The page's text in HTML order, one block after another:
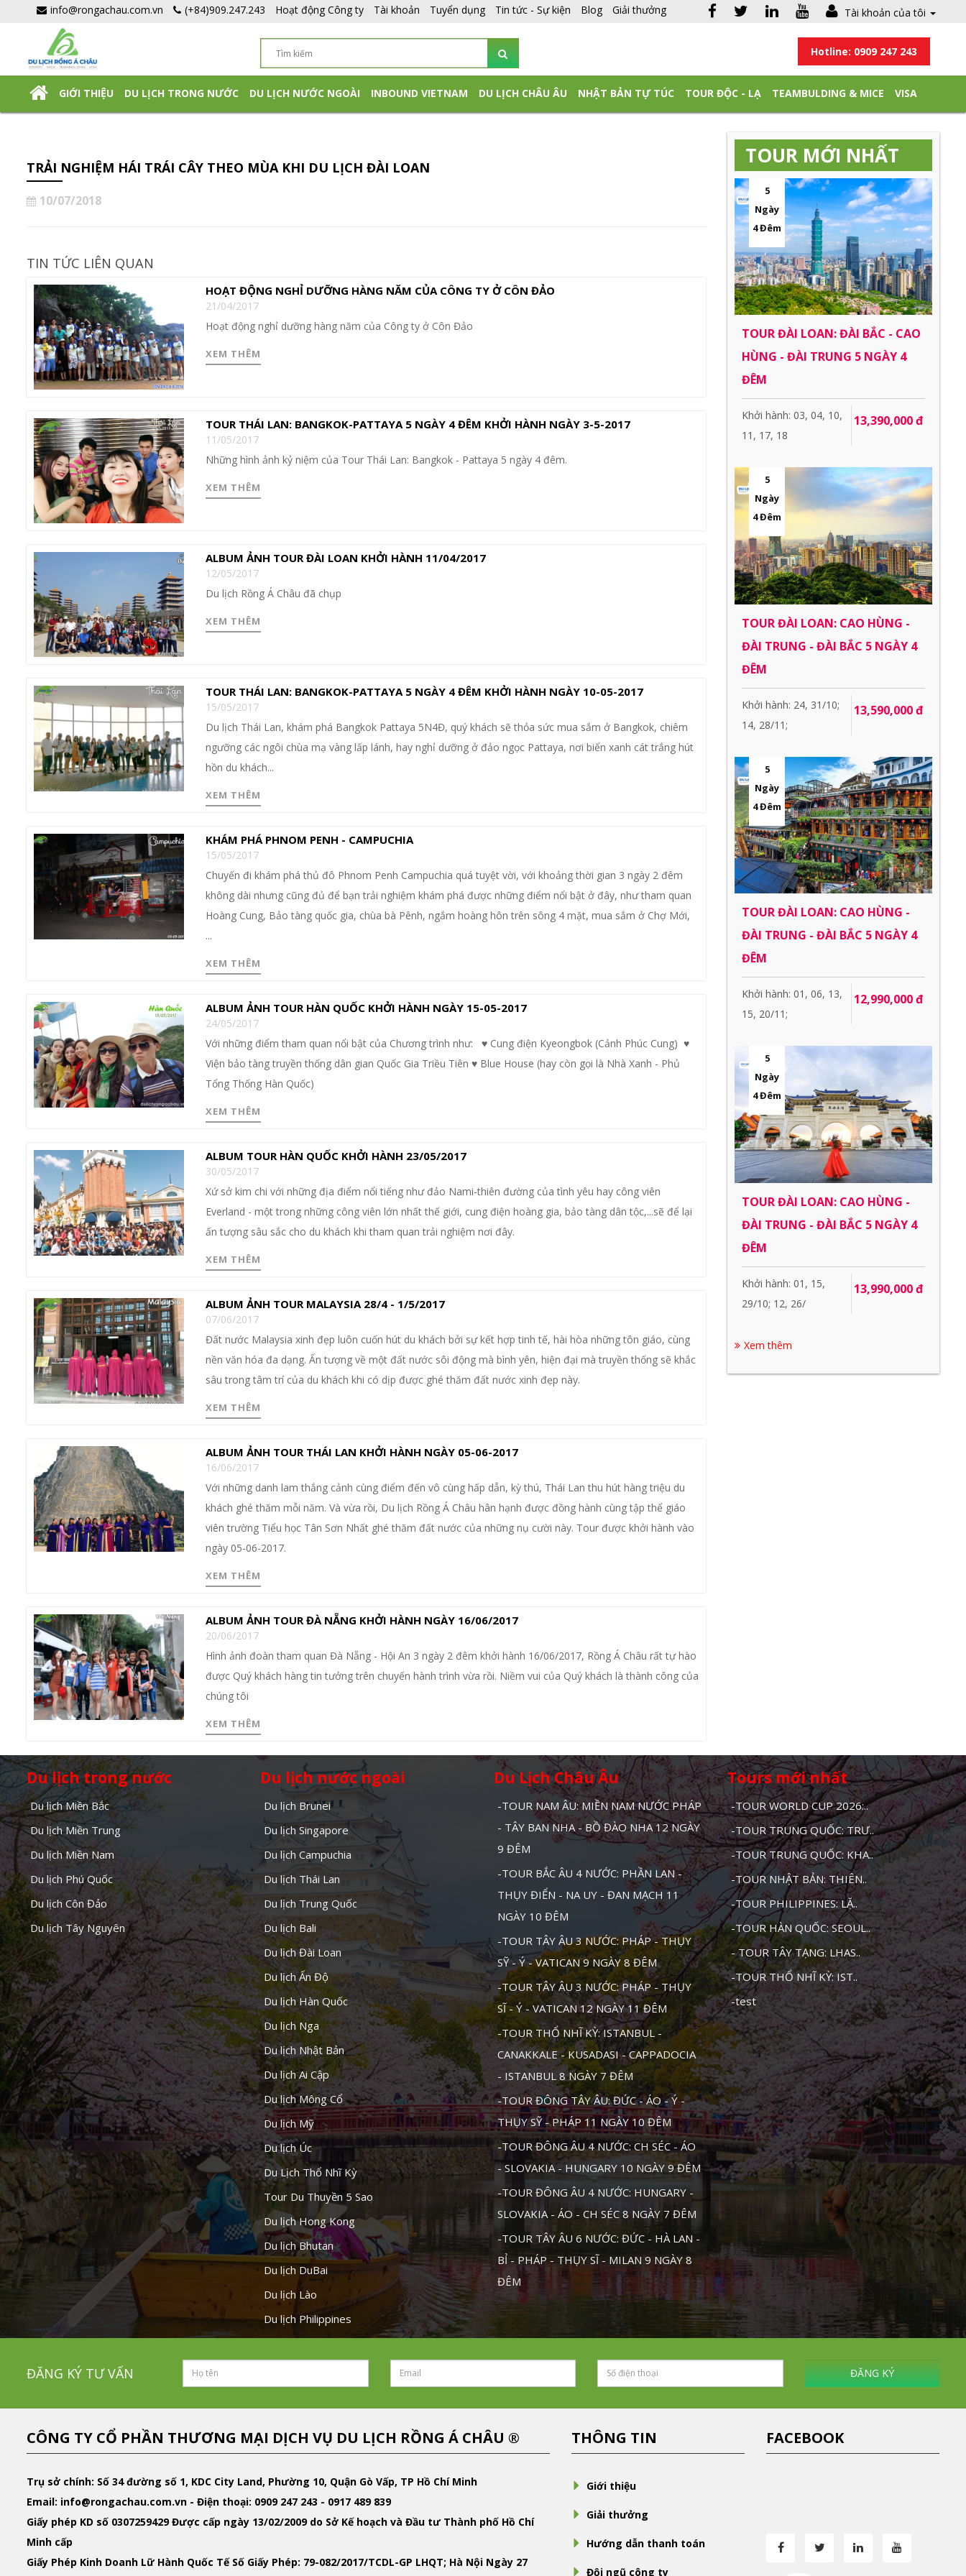
info@rongachau.com.vn (+84)909.247.243 Hoạt động Công ty Tài khoản Tuyển dụng Tin tức - Sự kiện Blog Giải thưởng Tài khoản của tôi
Hotline: 0909 247 243
GIỚI THIỆU DU LỊCH TRONG NƯỚC DU LỊCH NƯỚC NGOÀI INBOUND VIETNAM DU LỊCH CHÂU ÂU NHẬT BẢN TỰ TÚC TOUR ĐỘC - LẠ TEAMBULDING & MICE VISA
TRẢI NGHIỆM HÁI TRÁI CÂY THEO MÙA KHI DU LỊCH ĐÀI LOAN
10/07/2018
TIN TỨC LIÊN QUAN
HOẠT ĐỘNG NGHỈ DƯỠNG HÀNG NĂM CỦA CÔNG TY Ở CÔN ĐẢO
21/04/2017
Hoạt động nghỉ dưỡng hàng năm của Công ty ở Côn Đảo
XEM THÊM
TOUR THÁI LAN: BANGKOK-PATTAYA 5 NGÀY 4 ĐÊM KHỞI HÀNH NGÀY 3-5-2017
11/05/2017
Những hình ảnh kỷ niệm của Tour Thái Lan: Bangkok - Pattaya 5 ngày 4 đêm.
XEM THÊM
ALBUM ẢNH TOUR ĐÀI LOAN KHỞI HÀNH 11/04/2017
12/05/2017
Du lịch Rồng Á Châu đã chụp
XEM THÊM
TOUR THÁI LAN: BANGKOK-PATTAYA 5 NGÀY 4 ĐÊM KHỞI HÀNH NGÀY 10-05-2017
15/05/2017
Du lịch Thái Lan, khám phá Bangkok Pattaya 5N4Đ, quý khách sẽ thỏa sức mua sắm ở Bangkok, chiêm
ngưỡng các ngôi chùa mạ vàng lấp lánh, hay nghỉ dưỡng ở đảo ngọc Pattaya, nơi biển xanh cát trắng hút
hồn du khách...
XEM THÊM
KHÁM PHÁ PHNOM PENH - CAMPUCHIA
15/05/2017
Chuyến đi khám phá thủ đô Phnom Penh Campuchia quá tuyệt vời, với khoảng thời gian 3 ngày 2 đêm
không dài nhưng cũng đủ để bạn trải nghiệm khám phá được những điểm nổi bật ở đây, như tham quan
Hoàng Cung, Bảo tàng quốc gia, chùa bà Pênh, ngắm hoàng hôn trên sông 4 mặt, mua sắm ở Chợ Mới,
...
XEM THÊM
ALBUM ẢNH TOUR HÀN QUỐC KHỞI HÀNH NGÀY 15-05-2017
24/05/2017
Với những điểm tham quan nổi bật của Chương trình như: ♥ Cung điện Kyeongbok (Cảnh Phúc Cung) ♥
Viện bảo tàng truyền thống dân gian Quốc Gia Triều Tiên ♥ Blue House (hay còn gọi là Nhà Xanh - Phủ
Tổng Thống Hàn Quốc)
XEM THÊM
ALBUM TOUR HÀN QUỐC KHỞI HÀNH 23/05/2017
30/05/2017
Xứ sở kim chi với những địa điểm nổi tiếng như đảo Nami-thiên đường của tình yêu hay công viên
Everland - một trong những công viên lớn nhất thế giới, cung điện hoàng gia, bảo tàng dân tộc,...sẽ để lại
ấn tượng sâu sắc cho du khách khi tham quan trải nghiệm nơi đây.
XEM THÊM
ALBUM ẢNH TOUR MALAYSIA 28/4 - 1/5/2017
07/06/2017
Đất nước Malaysia xinh đẹp luôn cuốn hút du khách bởi sự kết hợp tinh tế, hài hòa những tôn giáo, cùng
nền văn hóa đa dạng. Ấn tượng về một đất nước sôi động mà bình yên, hiện đại mà truyền thống sẽ khắc
sâu trong tâm trí của du khách khi có dịp được ghé thăm đất nước xinh đẹp này.
XEM THÊM
ALBUM ẢNH TOUR THÁI LAN KHỞI HÀNH NGÀY 05-06-2017
16/06/2017
Với những danh lam thắng cảnh cùng điểm đến vô cùng hấp dẫn, kỳ thú, Thái Lan thu hút hàng triệu du
khách ghé thăm mỗi năm. Và vừa rồi, Du lịch Rồng Á Châu hân hạnh được đồng hành cùng tập thể giáo
viên trường Tiểu học Tân Sơn Nhất ghé thăm đất nước của những nụ cười này. Tour được khởi hành vào
ngày 05-06-2017.
XEM THÊM
ALBUM ẢNH TOUR ĐÀ NẴNG KHỞI HÀNH NGÀY 16/06/2017
20/06/2017
Hình ảnh đoàn tham quan Đà Nẵng - Hội An 3 ngày 2 đêm khởi hành 16/06/2017, Rồng Á Châu rất tự hào
được Quý khách hàng tin tưởng trên chuyến hành trình vừa rồi. Niềm vui của Quý khách là thành công của
chúng tôi
XEM THÊM
TOUR MỚI NHẤT
5
Ngày
4 Đêm
TOUR ĐÀI LOAN: ĐÀI BẮC - CAO
HÙNG - ĐÀI TRUNG 5 NGÀY 4
ĐÊM
Khởi hành: 03, 04, 10,
11, 17, 18
13,390,000 đ
5
Ngày
4 Đêm
TOUR ĐÀI LOAN: CAO HÙNG -
ĐÀI TRUNG - ĐÀI BẮC 5 NGÀY 4
ĐÊM
Khởi hành: 24, 31/10;
14, 28/11;
13,590,000 đ
5
Ngày
4 Đêm
TOUR ĐÀI LOAN: CAO HÙNG -
ĐÀI TRUNG - ĐÀI BẮC 5 NGÀY 4
ĐÊM
Khởi hành: 01, 06, 13,
15, 20/11;
12,990,000 đ
5
Ngày
4 Đêm
TOUR ĐÀI LOAN: CAO HÙNG -
ĐÀI TRUNG - ĐÀI BẮC 5 NGÀY 4
ĐÊM
Khởi hành: 01, 15,
29/10; 12, 26/
13,990,000 đ
Xem thêm
Du lịch trong nước
Du lịch Miền Bắc
Du lịch Miền Trung
Du lịch Miền Nam
Du lịch Phú Quốc
Du lịch Côn Đảo
Du lịch Tây Nguyên
Du lịch nước ngoài
Du lịch Brunei
Du lịch Singapore
Du lịch Campuchia
Du lịch Thái Lan
Du lịch Trung Quốc
Du lịch Bali
Du lịch Đài Loan
Du lịch Ấn Độ
Du lịch Hàn Quốc
Du lịch Nga
Du lịch Nhật Bản
Du lịch Ai Cập
Du lịch Mông Cổ
Du lịch Mỹ
Du lịch Úc
Du Lịch Thổ Nhĩ Kỳ
Tour Du Thuyền 5 Sao
Du lịch Hong Kong
Du lịch Bhutan
Du lịch DuBai
Du lịch Lào
Du lịch Philippines
Du Lịch Châu Âu
-TOUR NAM ÂU: MIỀN NAM NƯỚC PHÁP
- TÂY BAN NHA - BỒ ĐÀO NHA 12 NGÀY
9 ĐÊM
-TOUR BẮC ÂU 4 NƯỚC: PHẦN LAN -
THỤY ĐIỂN - NA UY - ĐAN MẠCH 11
NGÀY 10 ĐÊM
-TOUR TÂY ÂU 3 NƯỚC: PHÁP - THỤY
SỸ - Ý - VATICAN 9 NGÀY 8 ĐÊM
-TOUR TÂY ÂU 3 NƯỚC: PHÁP - THỤY
SĨ - Ý - VATICAN 12 NGÀY 11 ĐÊM
-TOUR THỔ NHĨ KỲ: ISTANBUL -
CANAKKALE - KUSADASI - CAPPADOCIA
- ISTANBUL 8 NGÀY 7 ĐÊM
-TOUR ĐÔNG TÂY ÂU: ĐỨC - ÁO - Ý -
THỤY SỸ - PHÁP 11 NGÀY 10 ĐÊM
-TOUR ĐÔNG ÂU 4 NƯỚC: CH SÉC - ÁO
- SLOVAKIA - HUNGARY 10 NGÀY 9 ĐÊM
-TOUR ĐÔNG ÂU 4 NƯỚC: HUNGARY -
SLOVAKIA - ÁO - CH SÉC 8 NGÀY 7 ĐÊM
-TOUR TÂY ÂU 6 NƯỚC: ĐỨC - HÀ LAN -
BỈ - PHÁP - THỤY SĨ - MILAN 9 NGÀY 8
ĐÊM
Tours mới nhất
-TOUR WORLD CUP 2026:..
-TOUR TRUNG QUỐC: TRƯ..
-TOUR TRUNG QUỐC: KHA..
-TOUR NHẬT BẢN: THIÊN..
-TOUR PHILIPPINES: LẶ..
-TOUR HÀN QUỐC: SEOUL..
- TOUR TÂY TẠNG: LHAS..
-TOUR THỔ NHĨ KỲ: IST..
-test
ĐĂNG KÝ TƯ VẤN ĐĂNG KÝ
CÔNG TY CỔ PHẦN THƯƠNG MẠI DỊCH VỤ DU LỊCH RỒNG Á CHÂU ®
Trụ sở chính: Số 34 đường số 1, KDC City Land, Phường 10, Quận Gò Vấp, TP Hồ Chí Minh
Email: info@rongachau.com.vn - Điện thoại: 0909 247 243 - 0917 489 839
Giấy phép KD số 0307259429 Được cấp ngày 13/02/2009 do Sở Kế hoạch và Đầu tư Thành phố Hồ Chí
Minh cấp
Giấy Phép Kinh Doanh Lữ Hành Quốc TếSố Giấy Phép: 79-082/2017/TCDL-GP LHQT; Hà Nội Ngày 27
THÔNG TIN
Giới thiệu
Giải thưởng
Hướng dẫn thanh toán
Đội ngũ công ty
FACEBOOK